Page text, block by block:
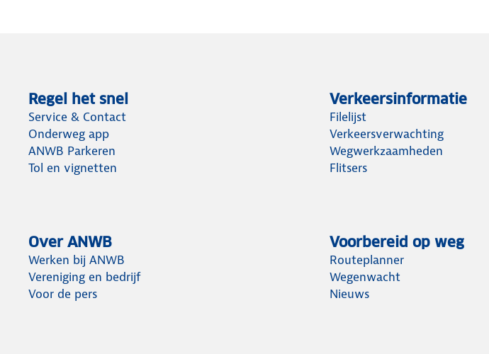
Regel het snel
Service & Contact
Onderweg app
ANWB Parkeren
Tol en vignetten
Verkeersinformatie
Filelijst
Verkeersverwachting
Wegwerkzaamheden
Flitsers
Over ANWB
Werken bij ANWB
Vereniging en bedrijf
Voor de pers
Voorbereid op weg
Routeplanner
Wegenwacht
Nieuws